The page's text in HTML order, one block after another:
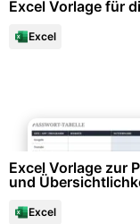
Excel Vorlage für
Excel
Excel Vorlage zur
und
Excel